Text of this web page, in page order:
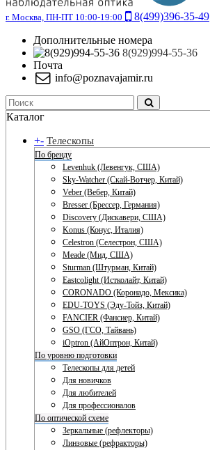
г. Москва, ПН-ПТ 10:00-19:00
8(499)396-35-49
Дополнительные номера
8(929)994-55-36
Почта
info@poznavajamir.ru
Каталог
+- Телескопы
По бренду
Levenhuk (Левенгук, США)
Sky-Watcher (Скай-Вотчер, Китай)
Veber (Вебер, Китай)
Bresser (Брессер, Германия)
Discovery (Дискавери, США)
Konus (Конус, Италия)
Celestron (Селестрон, США)
Meade (Мид, США)
Sturman (Штурман, Китай)
Eastcolight (Истколайт, Китай)
CORONADO (Коронадо, Мексика)
EDU-TOYS (Эду-Тойз, Китай)
FANCIER (Фансиер, Китай)
GSO (ГСО, Тайвань)
iOptron (АйОптрон, Китай)
По уровню подготовки
Телескопы для детей
Для новичков
Для любителей
Для профессионалов
По оптической схеме
Зеркальные (рефлекторы)
Линзовые (рефракторы)